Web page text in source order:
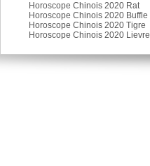
Horoscope Chinois 2020 Rat
Horoscope Chinois 2020 Buffle
Horoscope Chinois 2020 Tigre
Horoscope Chinois 2020 Lievre